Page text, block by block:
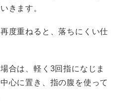
きます。
度重ねると、落ちにくい仕
合は、軽く3回指になじま
心に置き、指の腹を使って